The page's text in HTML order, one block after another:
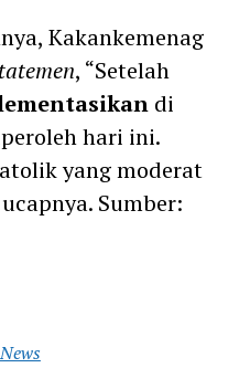
Kakankemenag
, “Setelah
di
hari ini.
yang moderat
Sumber: